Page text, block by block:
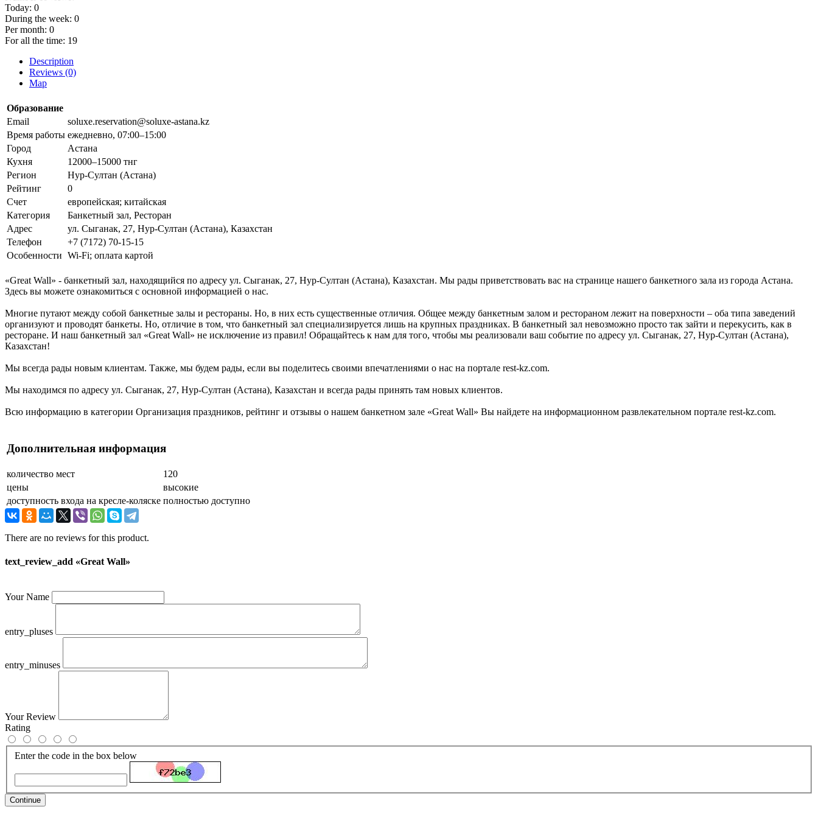
Today: 0
During the week: 0
Per month: 0
For all the time: 19
Description
Reviews (0)
Map
Образование
Email
soluxe.reservation@soluxe-astana.kz
Время работы ежедневно, 07:00–15:00
Город
Астана
Кухня
12000–15000 тнг
Регион
Нур-Султан (Астана)
Рейтинг
0
Счет
европейская; китайская
Категория
Банкетный зал, Ресторан
Адрес
ул. Сыганак, 27, Нур-Султан (Астана), Казахстан
Телефон
+7 (7172) 70-15-15
Особенности Wi-Fi; оплата картой
«Great Wall» - банкетный зал, находящийся по адресу ул. Сыганак, 27, Нур-Султан (Астана), Казахстан. Мы рады приветствовать вас на странице нашего банкетного зала из города Астана.
Здесь вы можете ознакомиться с основной информацией о нас.
Многие путают между собой банкетные залы и рестораны. Но, в них есть существенные отличия. Общее между банкетным залом и рестораном лежит на поверхности – оба типа заведений
организуют и проводят банкеты. Но, отличие в том, что банкетный зал специализируется лишь на крупных праздниках. В банкетный зал невозможно просто так зайти и перекусить, как в
ресторане. И наш банкетный зал «Great Wall» не исключение из правил! Обращайтесь к нам для того, чтобы мы реализовали ваш событие по адресу ул. Сыганак, 27, Нур-Султан (Астана),
Казахстан!
Мы всегда рады новым клиентам. Также, мы будем рады, если вы поделитесь своими впечатлениями о нас на портале rest-kz.com.
Мы находимся по адресу ул. Сыганак, 27, Нур-Султан (Астана), Казахстан и всегда рады принять там новых клиентов.
Всю информацию в категории Организация праздников, рейтинг и отзывы о нашем банкетном зале «Great Wall» Вы найдете на информационном развлекательном портале rest-kz.com.
Дополнительная информация
количество мест
120
цены
высокие
доступность входа на кресле-коляске полностью доступно
There are no reviews for this product.
text_review_add «Great Wall»
Your Name
entry_pluses
entry_minuses
Your Review
Rating
Enter the code in the box below
Continue